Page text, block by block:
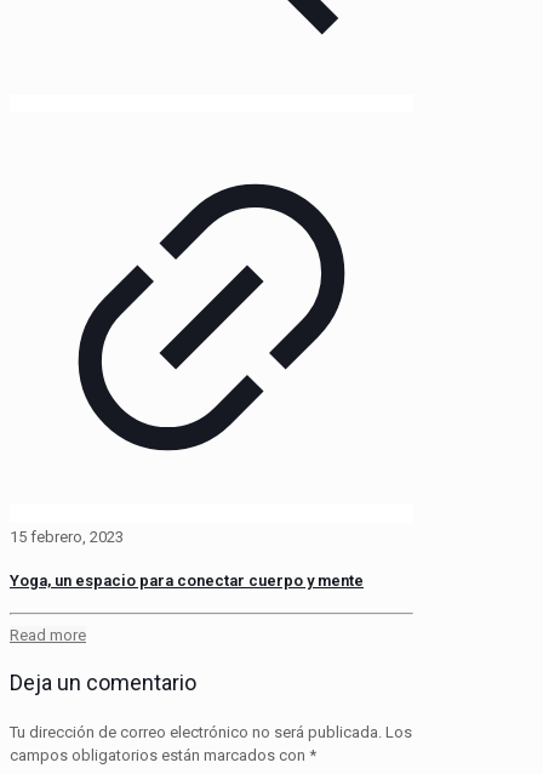
15 febrero, 2023
Yoga, un espacio para conectar cuerpo y mente​
Read more
Deja un comentario
Tu dirección de correo electrónico no será publicada. Los
campos obligatorios están marcados con *